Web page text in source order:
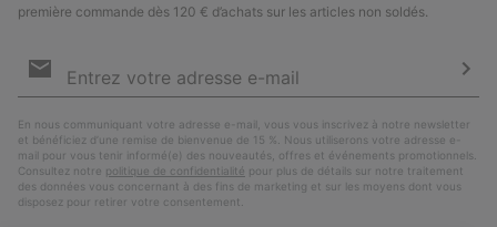
première commande dès 120 € d’achats sur les articles non soldés.
par
En nous communiquant votre adresse e-mail, vous vous inscrivez à notre newsletter
et bénéficiez d’une remise de bienvenue de 15 %. Nous utiliserons votre adresse e-
mail pour vous tenir informé(e) des nouveautés, offres et événements promotionnels.
Consultez notre politique de confidentialité pour plus de détails sur notre traitement
des données vous concernant à des fins de marketing et sur les moyens dont vous
disposez pour retirer votre consentement.